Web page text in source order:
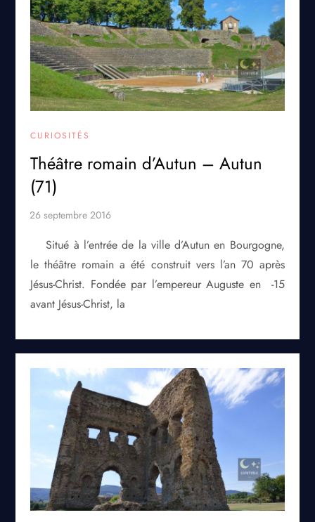
CURIOSITÉS
Théâtre romain d’Autun – Autun
(71)
Situé à l’entrée de la ville d’Autun en Bourgogne,
le théâtre romain a été construit vers l’an 70 après
Jésus-Christ. Fondée par l’empereur Auguste en -15
avant Jésus-Christ, la